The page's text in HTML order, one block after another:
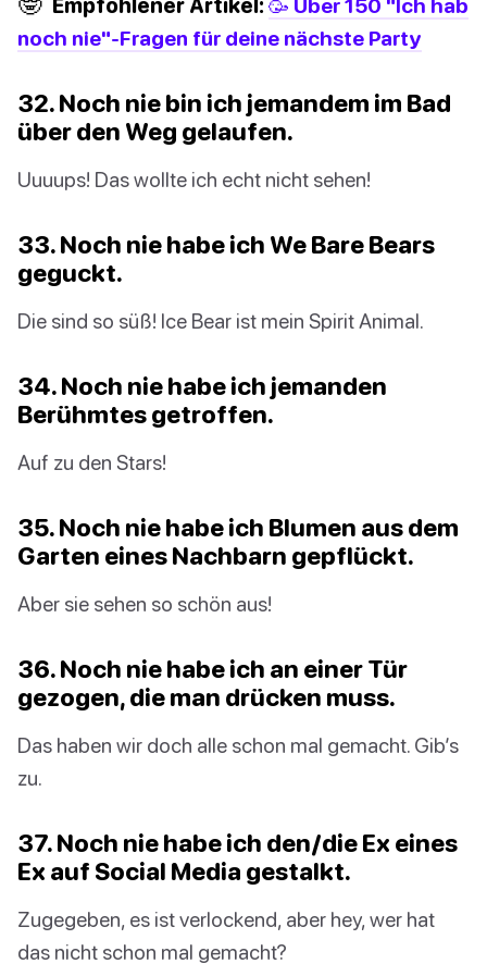
Empfohlener Artikel: 🥳 Über 150 "Ich hab
noch nie"-Fragen für deine nächste Party
32. Noch nie bin ich jemandem im Bad
über den Weg gelaufen.
Uuuups! Das wollte ich echt nicht sehen!
33. Noch nie habe ich We Bare Bears
geguckt.
Die sind so süß! Ice Bear ist mein Spirit Animal.
34. Noch nie habe ich jemanden
Berühmtes getroffen.
Auf zu den Stars!
35. Noch nie habe ich Blumen aus dem
Garten eines Nachbarn gepflückt.
Aber sie sehen so schön aus!
36. Noch nie habe ich an einer Tür
gezogen, die man drücken muss.
Das haben wir doch alle schon mal gemacht. Gib’s
zu.
37. Noch nie habe ich den/die Ex eines
Ex auf Social Media gestalkt.
Zugegeben, es ist verlockend, aber hey, wer hat
das nicht schon mal gemacht?